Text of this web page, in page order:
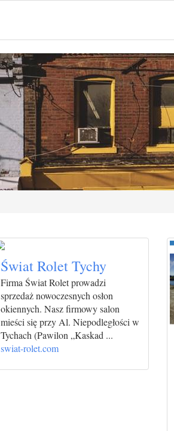
Świat Rolet Tychy
Firma Świat Rolet prowadzi
sprzedaż nowoczesnych osłon
okiennych. Nasz firmowy salon
mieści się przy Al. Niepodległości w
Tychach (Pawilon „Kaskad ...
swiat-rolet.com